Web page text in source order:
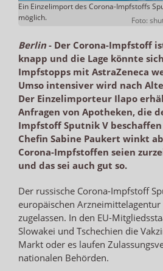
Ein Einzelimport des Corona-Impfstoffs
möglich.
Foto:
Berlin- Der Corona-Impfstoff
knapp und die Lage könnte
Impfstopps mit AstraZeneca
Umso intensiver wird nach
Der Einzelimporteur Ilapo
Anfragen von Apotheken, die
Impfstoff Sputnik V
Chefin Sabine Paukert winkt
Corona-Impfstoffen seien
und das sei auch gut so.
Der russische Corona-Impfstoff
europäischen
zugelassen. In den EU-
Slowakei und Tschechien die
Markt oder es laufen
nationalen Behörden.